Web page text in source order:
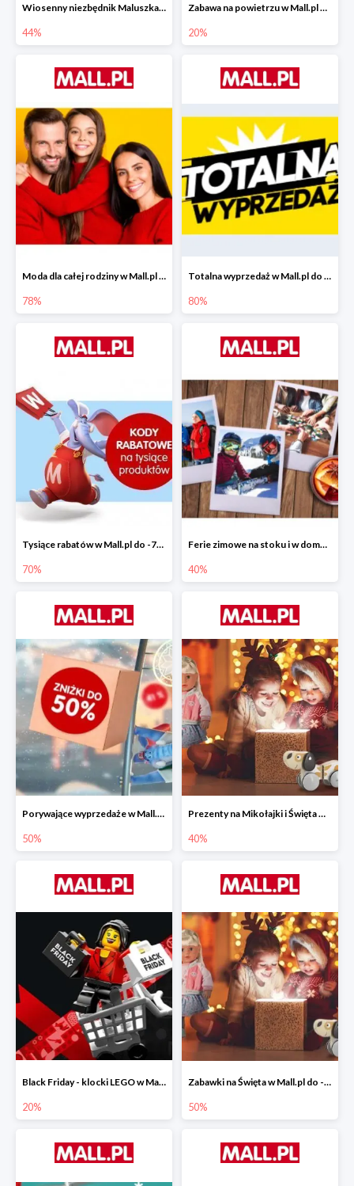
Wiosenny niezbędnik Maluszka w Mall.pl do -44%
44%
Zabawa na powietrzu w Mall.pl do -20%
20%
Moda dla całej rodziny w Mall.pl do -78%
78%
Totalna wyprzedaż w Mall.pl do -80%
80%
Tysiące rabatów w Mall.pl do -70%
70%
Ferie zimowe na stoku i w domu w Mall.pl do -40%
40%
Porywające wyprzedaże w Mall.pl do -50%
50%
Prezenty na Mikołajki i Święta w Mall.pl do -40%
40%
Black Friday - klocki LEGO w Mall.pl do -20%
20%
Zabawki na Święta w Mall.pl do -50%
50%